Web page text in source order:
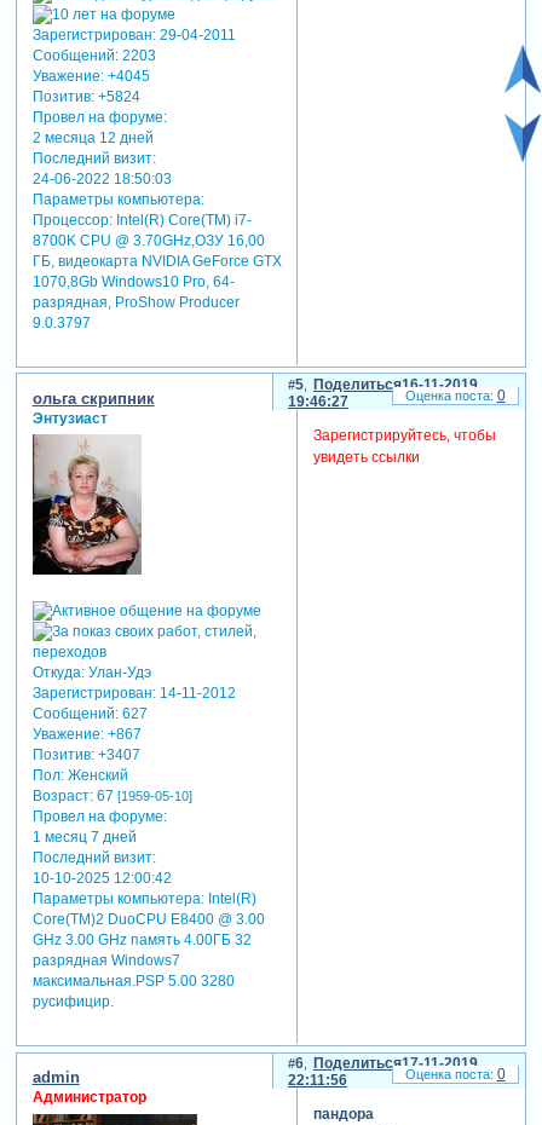
Зарегистрирован: 29-04-2011
Сообщений:2203
Уважение: +4045
Позитив: +5824
Провел на форуме:
2 месяца 12 дней
Последний визит:
24-06-2022 18:50:03
Параметры компьютера:
Процессор: Intel(R) Core(TM) i7-
8700K CPU @ 3.70GHz,ОЗУ 16,00
ГБ, видеокарта NVIDIA GeForce GTX
1070,8Gb Windows10 Pro, 64-
разрядная, ProShow Producer
9.0.3797
Поделиться
5
16-11-2019
19:46:27
ольга скрипник
Энтузиаст
Откуда:Улан-Удэ
Зарегистрирован: 14-11-2012
Сообщений:627
Уважение: +867
Позитив: +3407
Пол:Женский
Возраст:67 [1959-05-10]
Провел на форуме:
1 месяц 7 дней
Последний визит:
10-10-2025 12:00:42
Параметры компьютера:Intel(R)
Core(TM)2 DuoCPU E8400 @ 3.00
GHz 3.00 GHz память 4.00ГБ 32
разрядная Windows7
максимальная.PSP 5.00 3280
русифицир.
Зарегистрируйтесь, чтобы
увидеть ссылки
0
Поделиться
6
17-11-2019
22:11:56
admin
Администратор
пандора
0